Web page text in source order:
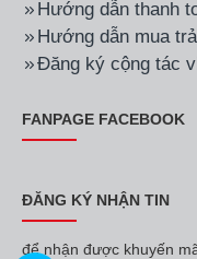
Hướng dẫn thanh
Hướng dẫn mua
Đăng ký cộng tác
FANPAGE FACEBOOK
ĐĂNG KÝ NHẬN TIN
để nhận được khuyến